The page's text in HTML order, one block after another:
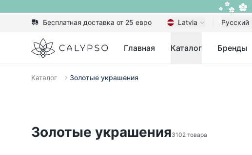
Бесплатная доставка от 25 евро Latvia Русский
Calypso Главная Каталог Бренды
Каталог Золотые украшения
Золотые украшения3102 товара